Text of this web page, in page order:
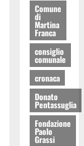
Comune
di
Martina
Franca
consiglio
comunale
cronaca
Donato
Pentassuglia
Fondazione
Paolo
Grassi